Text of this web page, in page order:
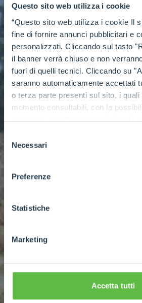
Questo sito web utilizza i cookie
“Questo sito web utilizza i cookie Il
fine di fornire annunci pubblicitari e
personalizzati. Cliccando sul tasto
il banner verrà chiuso e non
fuori di quelli tecnici. Cliccando su
saranno automaticamente accettati
o terza parte presenti sul sito, i quali
momento consultabili, con la
consenso prestato per ogni singolo
ogni pagina, selezionare "Modifichi il
dell'informativa completa nel footer
pagina. Per esercitare i diritti
GDPR abbiamo predisposto una
delNecessari
Preferenze
Statistiche
Marketing
Accetta tutti